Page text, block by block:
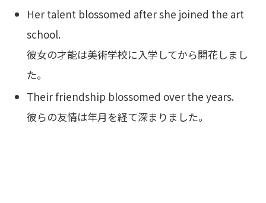
Her talent blossomed after she joined the art
school.
彼女の才能は美術学校に入学してから開花しまし
た。
Their friendship blossomed over the years.
彼らの友情は年月を経て深まりました。